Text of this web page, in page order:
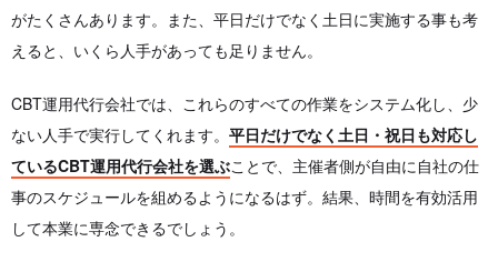
がたくさんあります。また、平日だけでなく土日に実施する事も考
えると、いくら人手があっても足りません。
CBT運用代行会社では、これらのすべての作業をシステム化し、少
ない人手で実行してくれます。 平日だけでなく土日・祝日も対応し
ているCBT運用代行会社を選ぶことで、主催者側が自由に自社の仕
事のスケジュールを組めるようになるはず。結果、時間を有効活用
して本業に専念できるでしょう。